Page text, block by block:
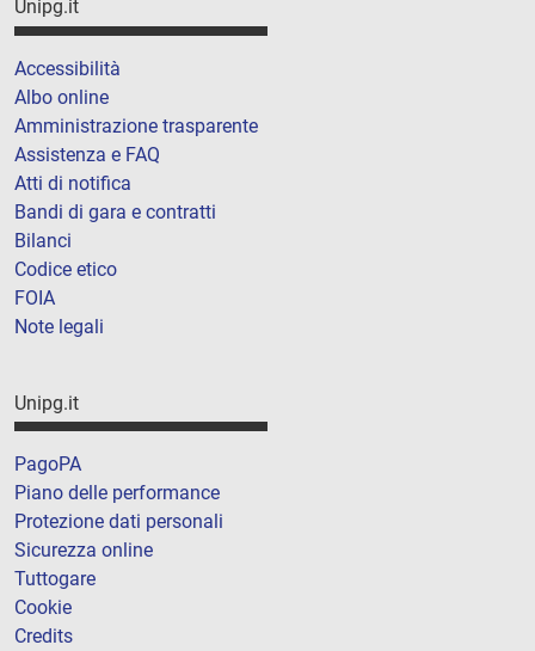
Unipg.it
Accessibilità
Albo online
Amministrazione trasparente
Assistenza e FAQ
Atti di notifica
Bandi di gara e contratti
Bilanci
Codice etico
FOIA
Note legali
Unipg.it
PagoPA
Piano delle performance
Protezione dati personali
Sicurezza online
Tuttogare
Cookie
Credits